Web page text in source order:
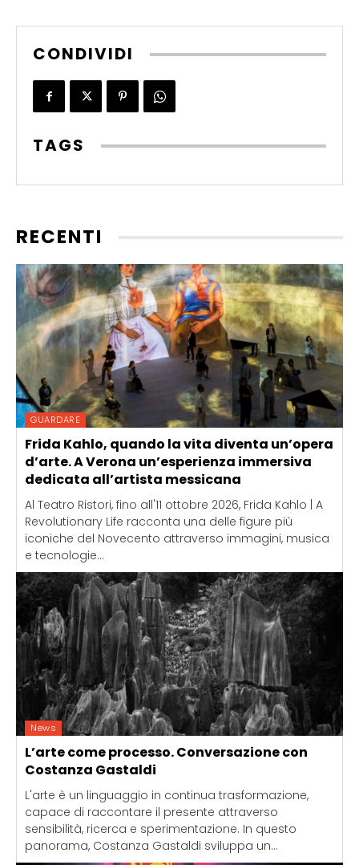
CONDIVIDI
TAGS
RECENTI
GUARDARE
Frida Kahlo, quando la vita diventa un’opera
d’arte. A Verona un’esperienza immersiva
dedicata all’artista messicana
Al Teatro Ristori, fino all'11 ottobre 2026, Frida Kahlo | A
Revolutionary Life racconta una delle figure più
iconiche del Novecento attraverso immagini, musica
e tecnologie...
News
L’arte come processo. Conversazione con
Costanza Gastaldi
L'arte è un linguaggio in continua trasformazione,
capace di raccontare il presente attraverso
sensibilità, ricerca e sperimentazione. In questo
panorama, Costanza Gastaldi sviluppa un...